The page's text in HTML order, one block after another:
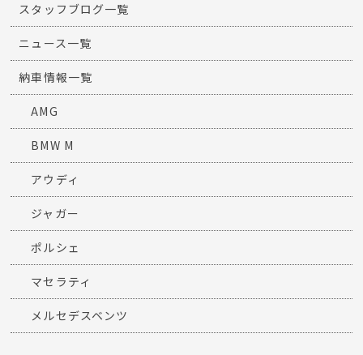
スタッフブログ一覧
ニュース一覧
納車情報一覧
AMG
BMW M
アウディ
ジャガー
ポルシェ
マセラティ
メルセデスベンツ